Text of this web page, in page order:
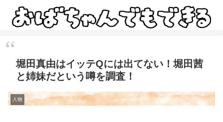
堀田真由はイッテQには出てない！堀田茜
と姉妹だという噂を調査！
人物